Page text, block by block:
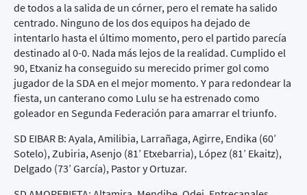
de todos a la salida de un córner, pero el remate ha salido
centrado. Ninguno de los dos equipos ha dejado de
intentarlo hasta el último momento, pero el partido parecía
destinado al 0-0. Nada más lejos de la realidad. Cumplido el
90, Etxaniz ha conseguido su merecido primer gol como
jugador de la SDA en el mejor momento. Y para redondear la
fiesta, un canterano como Lulu se ha estrenado como
goleador en Segunda Federación para amarrar el triunfo.
SD EIBAR B: Ayala, Amilibia, Larrañaga, Agirre, Endika (60’
Sotelo), Zubiria, Asenjo (81’ Etxebarria), López (81’ Ekaitz),
Delgado (73’ García), Pastor y Ortuzar.